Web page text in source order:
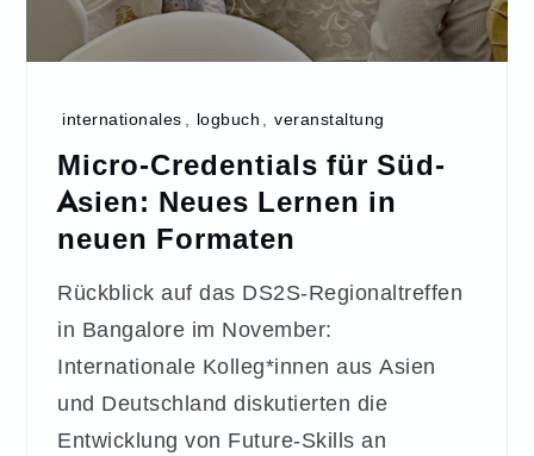
internationales logbuch veranstaltung
Micro-Credentials für Süd-
Asien: Neues Lernen in
neuen Formaten
Rückblick auf das DS2S-Regionaltreffen
in Bangalore im November:
Internationale Kolleg*innen aus Asien
und Deutschland diskutierten die
Entwicklung von Future-Skills an